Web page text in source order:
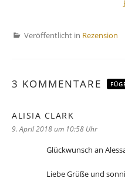
Veröffentlicht in Rezension
3 KOMMENTARE
ALISIA CLARK
9. April 2018 um 10:58 Uhr
Glückwunsch an
Liebe Grüße und